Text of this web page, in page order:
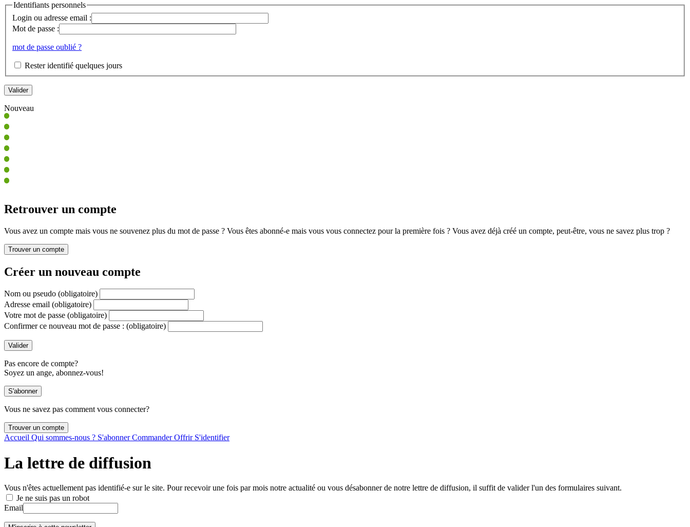
Identifiants personnels
Login ou adresse email :
Mot de passe :
mot de passe oublié ?
Rester identifié quelques jours
Nouveau
Retrouver un compte
Vous avez un compte mais vous ne souvenez plus du mot de passe ? Vous êtes abonné-e mais vous vous connectez pour la première fois ? Vous avez déjà créé un compte, peut-être, vous ne savez plus trop ?
Créer un nouveau compte
Nom ou pseudo (obligatoire)
Adresse email (obligatoire)
Votre mot de passe (obligatoire)
Confirmer ce nouveau mot de passe : (obligatoire)
Pas encore de compte?
Soyez un ange, abonnez-vous!
Vous ne savez pas comment vous connecter?
Accueil Qui sommes-nous ? S'abonnerCommanderOffrir S'identifier
La lettre de diffusion
Vous n'êtes actuellement pas identifié-e sur le site. Pour recevoir une fois par mois notre actualité ou vous désabonner de notre lettre de diffusion, il suffit de valider l'un des formulaires suivant.
Je ne suis pas un robot
Email